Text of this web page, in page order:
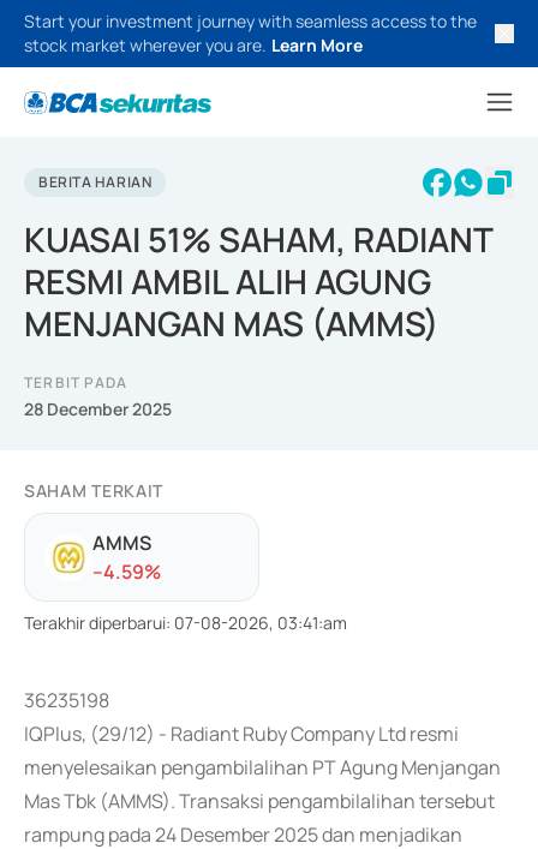
Start your investment journey with seamless access to the
stock market wherever you are. Learn More
BERITA HARIAN
KUASAI 51% SAHAM, RADIANT
RESMI AMBIL ALIH AGUNG
MENJANGAN MAS (AMMS)
TERBIT PADA
28 December 2025
SAHAM TERKAIT
AMMS
--4.59%
Terakhir diperbarui: 07-08-2026, 03:41:am
36235198
IQPlus, (29/12) - Radiant Ruby Company Ltd resmi
menyelesaikan pengambilalihan PT Agung Menjangan
Mas Tbk (AMMS). Transaksi pengambilalihan tersebut
rampung pada 24 Desember 2025 dan menjadikan